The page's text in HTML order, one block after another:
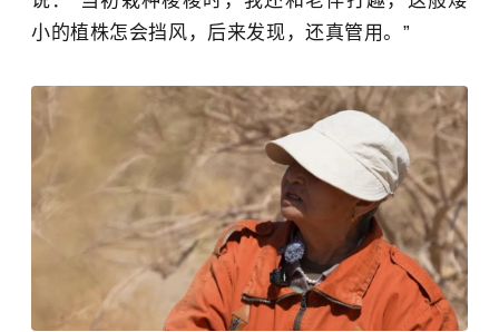
小的植株怎会挡风，后来发现，还真管用。”